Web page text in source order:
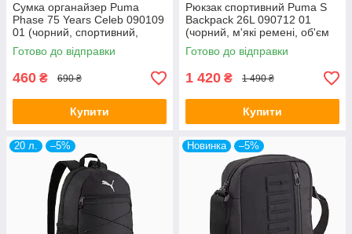
Сумка органайзер Puma
Phase 75 Years Celeb 090109
01 (чорний, спортивний,
тканинний, поліестер,
логотип пума)
Готово до відправки
460 ₴ 690 ₴
Купити
Рюкзак спортивний Puma S
Backpack 26L 090712 01
(чорний, м'які ремені, об'єм
26 літрів, бренд пума)
Готово до відправки
1 420 ₴ 1 490 ₴
Купити
20 л. –5% Новинка –5%